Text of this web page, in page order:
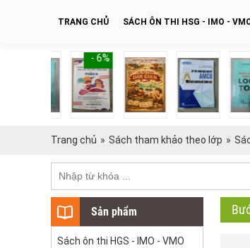
TRANG CHỦ SÁCH ÔN THI HSG - IMO -
- 6%
Trang chủ » Sách tham khảo theo lớp »
Sản phẩm
Sách ôn thi HGS - IMO - VMO